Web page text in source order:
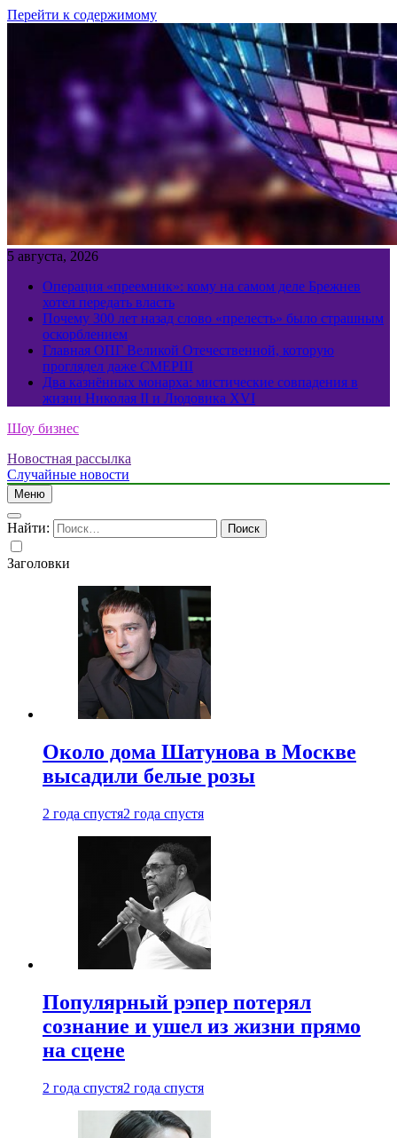
Перейти к содержимому
5 августа, 2026
Операция «преемник»: кому на самом деле Брежнев
хотел передать власть
Почему 300 лет назад слово «прелесть» было страшным
оскорблением
Главная ОПГ Великой Отечественной, которую
проглядел даже СМЕРШ
Два казнённых монарха: мистические совпадения в
жизни Николая II и Людовика XVI
Шоу бизнес
Новостная рассылка
Случайные новости
Меню
Найти:
Заголовки
Около дома Шатунова в Москве
высадили белые розы
2 года спустя2 года спустя
Популярный рэпер потерял
сознание и ушел из жизни прямо
на сцене
2 года спустя2 года спустя